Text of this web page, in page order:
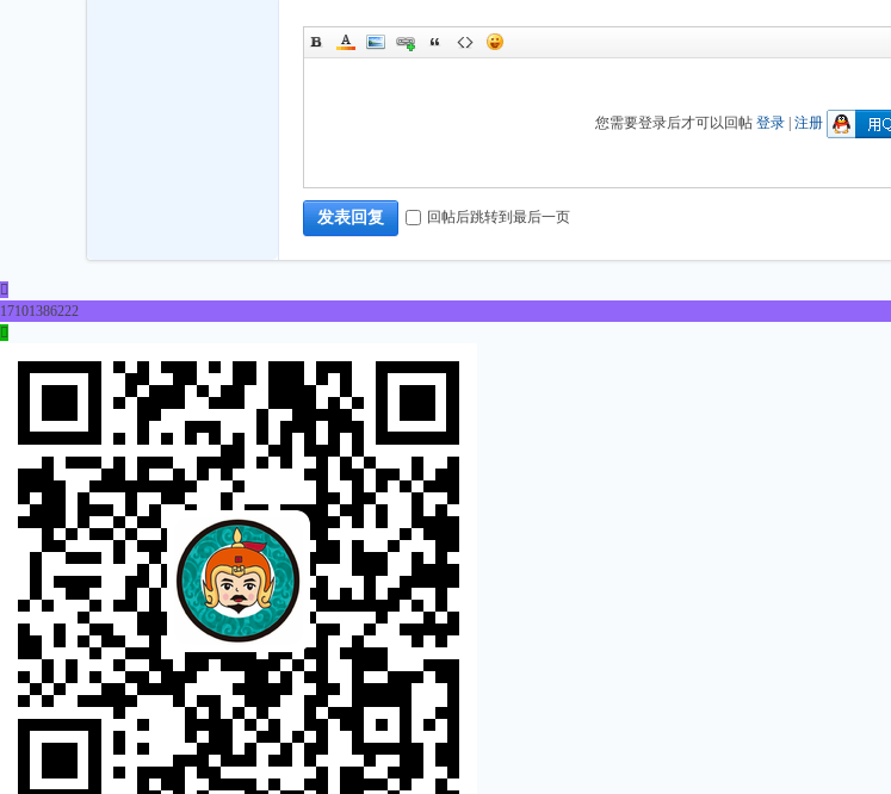
您需要登录后才可以回帖 登录 注册
发表回复 回帖后跳转到最后一页

17101386222
